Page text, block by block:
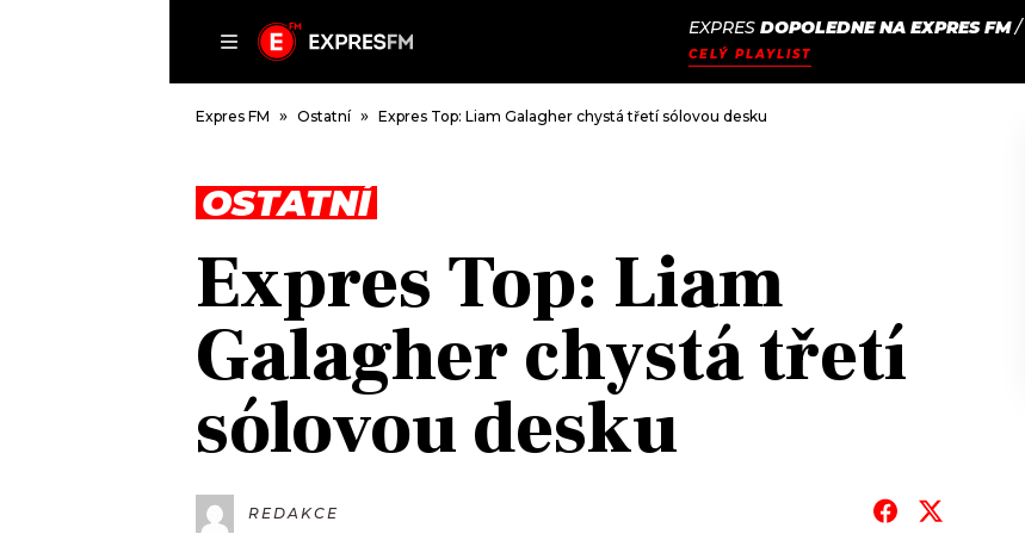
NALADIT
EXPRES DOPOLEDNE NA EXPRES FM/
CELÝ PLAYLIST
DOMŮ
ČLÁNKY
AKTUÁLNĚ
HUDBA
ROZHOVORY
#NEBUDUDOMA
KALENDÁŘ
TRENDY
MIX
OSTATNÍ
PODCASTY
Expres FM Ostatní Expres Top: Liam Galagher chystá třetí sólovou desku
OSTATNÍ
Expres Top: Liam
Galagher chystá třetí
sólovou desku
REDAKCE